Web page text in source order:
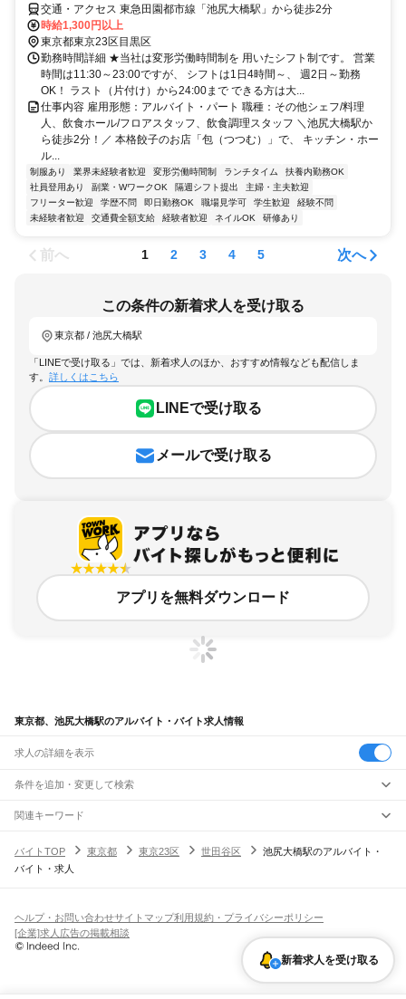
交通・アクセス 東急田園都市線「池尻大橋駅」から徒歩2分
時給1,300円以上
東京都東京23区目黒区
勤務時間詳細 ★当社は変形労働時間制を 用いたシフト制です。 営業
時間は11:30～23:00ですが、 シフトは1日4時間～、 週2日～勤務
OK！ ラスト（片付け）から24:00まで できる方は大...
仕事内容 雇用形態：アルバイト・パート 職種：その他シェフ/料理
人、飲食ホール/フロアスタッフ、飲食調理スタッフ ＼池尻大橋駅か
ら徒歩2分！／ 本格餃子のお店「包（つつむ）」で、 キッチン・ホー
ル...
制服あり 業界未経験者歓迎 変形労働時間制 ランチタイム
扶養内勤務OK
社員登用あり
副業・WワークOK 隔週シフト提出
主婦・主夫歓迎
フリーター歓迎
学歴不問 即日勤務OK 職場見学可 学生歓迎
経験不問
未経験者歓迎
交通費全額支給 経験者歓迎 ネイルOK 研修あり
前へ 1 2 3 4 5 次へ
この条件の新着求人を受け取る
東京都 / 池尻大橋駅
「LINEで受け取る」では、新着求人のほか、おすすめ情報なども配信しま
す。 詳しくはこちら
LINEで受け取る
メールで受け取る
アプリを無料ダウンロード
東京都、池尻大橋駅のアルバイト・バイト求人情報
求人の詳細を表示
条件を追加・変更して検索
市区町村を追加・変更
東京都すべて
東京23区
江戸川区
八王子市立川市武蔵野市 昭島市調布市町田市小金井市
小平市日野市 狛江市 東大和市 清瀬市
あきる野市西東京市 大島町利島村
小笠原村西多摩郡
駅を追加・変更
JR山手線
大崎駅五反田駅目黒駅恵比寿駅 代々木駅新宿駅新大久保駅
高田馬場駅
田端駅 西日暮里駅
新橋駅浜松町駅田町駅
職種を追加・変更
飲食・フードサービスすべて
ホールスタッフキッチンスタッフ
パン屋（ベーカリー）
バー（BAR）・バーテンダー
飲食店（店長・マネージャー）
人気
日払いOK高校生歓迎 髪型・髪色自由
留学生・外国人活躍中
雇用形態を追加・変更
関連キーワード
バイトTOP
東京都 東京23区 世田谷区
池尻大橋駅のアルバイト・
バイト・求人
新着求人を受け取る
ヘルプ・お問い合わせサイトマップ利用規約・プライバシーポリシー
[企業]求人広告の掲載相談